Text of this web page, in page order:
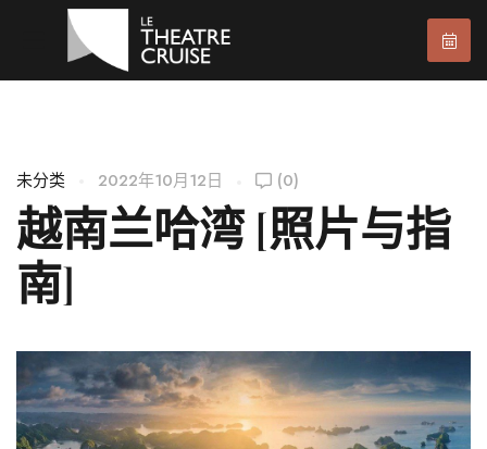
未分类 2022年10月12日 (0)
越南兰哈湾 [照片与指
南]